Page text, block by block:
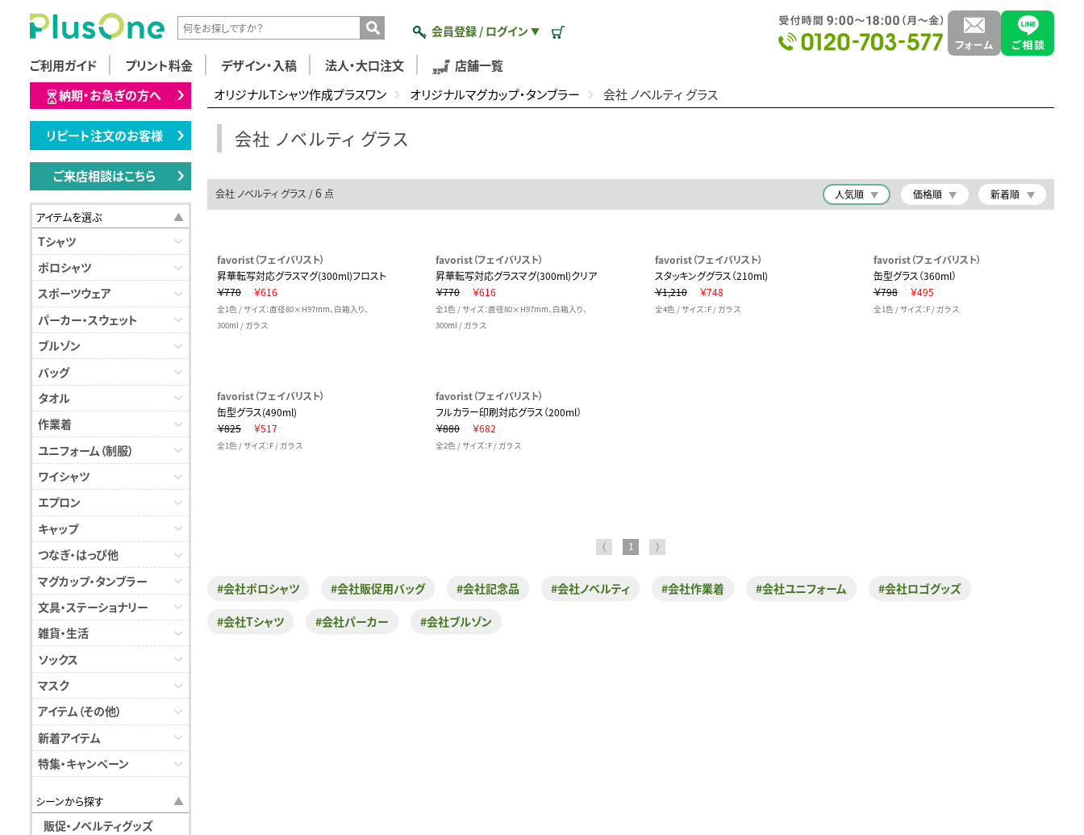
会員登録 / ログイン ▼
ご利用ガイド プリント料金 デザイン・入稿 法人・大口注文
店舗一覧
納期・お急ぎの方へ
リピート注文のお客様
ご来店相談はこちら
アイテムを選ぶ
Tシャツ
ポロシャツ
スポーツウェア
パーカー・スウェット
ブルゾン
バッグ
タオル
作業着
ユニフォーム（制服）
ワイシャツ
エプロン
キャップ
つなぎ・はっぴ他
マグカップ・タンブラー
文具・ステーショナリー
雑貨・生活
ソックス
マスク
アイテム（その他）
新着アイテム
特集・キャンペーン
シーンから探す
販促・ノベルティグッズ
オリジナルTシャツ作成プラスワン オリジナルマグカップ・タンブラー 会社 ノベルティ グラス
会社 ノベルティ グラス
会社 ノベルティ グラス /6 点 人気順 価格順 新着順
favorist（フェイバリスト）
昇華転写対応グラスマグ(300ml)フロスト
￥770
￥616
全1色 / サイズ：直径80×H97mm、白箱入り、
300ml / ガラス
favorist（フェイバリスト）
昇華転写対応グラスマグ(300ml)クリア
￥770
￥616
全1色 / サイズ：直径80×H97mm、白箱入り、
300ml / ガラス
favorist（フェイバリスト）
スタッキンググラス（210ml)
￥1,210
￥748
全4色 / サイズ：F / ガラス
favorist（フェイバリスト）
缶型グラス（360ml）
￥798
￥495
全1色 / サイズ：F / ガラス
favorist（フェイバリスト）
缶型グラス(490ml)
￥825
￥517
全1色 / サイズ：F / ガラス
favorist（フェイバリスト）
フルカラー印刷対応グラス（200ml）
￥880
￥682
全2色 / サイズ：F / ガラス
⟨ 1 ⟩
#会社ポロシャツ #会社販促用バッグ #会社記念品 #会社ノベルティ #会社作業着 #会社ユニフォーム #会社ロゴグッズ
#会社Tシャツ #会社パーカー #会社ブルゾン